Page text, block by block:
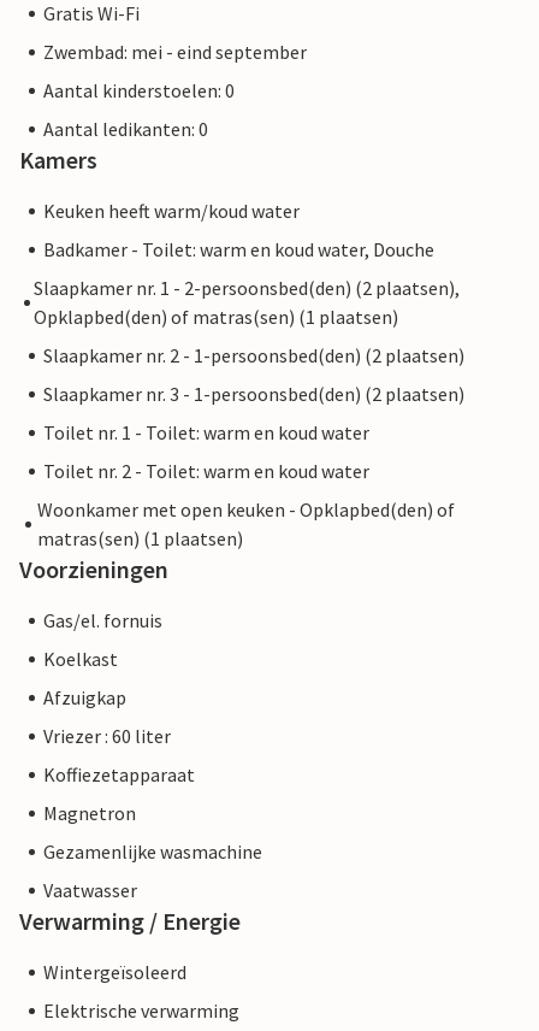
Gratis Wi-Fi
Zwembad: mei - eind september
Aantal kinderstoelen: 0
Aantal ledikanten: 0
Kamers
Keuken heeft warm/koud water
Badkamer - Toilet: warm en koud water, Douche
Slaapkamer nr. 1 - 2-persoonsbed(den) (2 plaatsen),
Opklapbed(den) of matras(sen) (1 plaatsen)
Slaapkamer nr. 2 - 1-persoonsbed(den) (2 plaatsen)
Slaapkamer nr. 3 - 1-persoonsbed(den) (2 plaatsen)
Toilet nr. 1 - Toilet: warm en koud water
Toilet nr. 2 - Toilet: warm en koud water
Woonkamer met open keuken - Opklapbed(den) of
matras(sen) (1 plaatsen)
Voorzieningen
Gas/el. fornuis
Koelkast
Afzuigkap
Vriezer : 60 liter
Koffiezetapparaat
Magnetron
Gezamenlijke wasmachine
Vaatwasser
Verwarming / Energie
Wintergeïsoleerd
Elektrische verwarming